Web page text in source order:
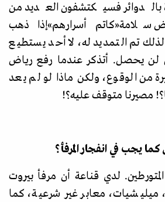
فسيكتشفون العديد من
سلامة«كاتم أسرارهم»إذا ذهب
تم التمديد له، لا أحد يستطيع
لن يحصل. أتذكر عندما رفع رياض
من الوقوع، ولكن ماذا لو لم يعد
مصيرنا متوقف عليه؟!
يجب في انفجار المرفأ؟
لدي قناعة أن مرفأ بيروت
معابر غير شرعية، كما